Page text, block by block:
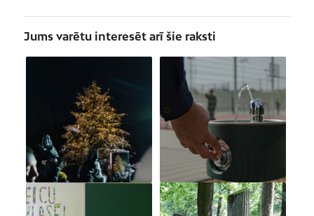
Jums varētu interesēt arī šie raksti